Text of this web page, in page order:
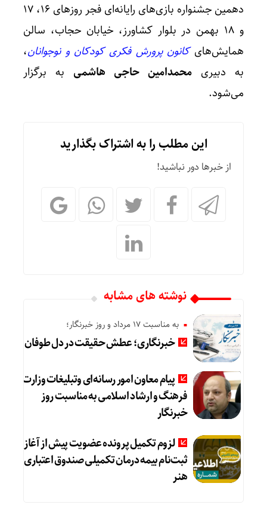
دهمین جشنواره بازی‌های رایانه‌ای فجر روزهای ۱۶، ۱۷
و ۱۸ بهمن در بلوار کشاورز، خیابان حجاب، سالن
همایش‌هایکانون پرورش فکری کودکان و نوجوانان،
به دبیری محمدامین حاجی هاشمی به برگزار
می‌شود.
این مطلب را به اشتراک بگذارید
از خبرها دور نباشید!
نوشته های مشابه
به مناسبت 17 مرداد و روز خبرنگار؛
خبرنگاری؛ عطش حقیقت در دل طوفان
پیام معاون امور رسانه‌ای وتبلیغات وزارت
فرهنگ و ارشاد اسلامی به مناسبت روز
خبرنگار
لزوم تکمیل پرونده عضویت پیش از آغاز
ثبت‌نام بیمه درمان تکمیلی صندوق اعتباری
هنر